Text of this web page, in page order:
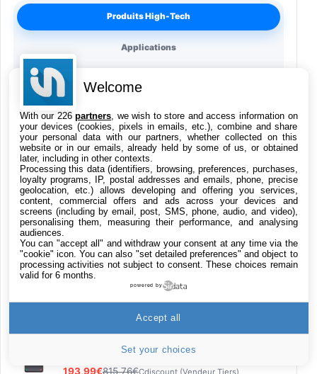
Produits High-Tech
Applications
Jeu Red Dead Redemption 2 sur Xbox One
15,9€23,09€ Cdiscount (Vendeur Tiers)
LaCie d2 Professional 4 To, disque dur
externe portable et de bureau HDD – USB-C
USB 3.0, 7 200 tr/min, disques d'entreprise,
pour Mac et PC, abonnement de 1 mois à
Adobe CC (STHA4000800)
199€282,13€ Cdiscount (Vendeur Tiers)
HP USB-C to USB 3.0 Adapter
Samsung Galaxy A80 - Smartphone 4G (6,7''
- 128GO - 8GO RAM) - OR - Version
193,99€815,76€Cdiscount (Vendeur Tiers)
Welcome
With our 226partners , we wish to store and access information on
your devices (cookies, pixels in emails, etc.), combine and share
your personal data with our partners, whether collected on this
website or in our emails, already held by some of us, or obtained
later, including in other contexts.
Processing this data (identifiers, browsing, preferences, purchases,
loyalty programs, IP, postal addresses and emails, phone, precise
geolocation, etc.) allows developing and offering you services,
content, commercial offers and ads across your devices and
screens (including by email, post, SMS, phone, audio, and video),
personalising them, measuring their performance, and analysing
audiences.
You can "accept all" and withdraw your consent at any time via the
"cookie" icon. You can also "set detailed preferences" and object to
processing activities not subject to consent. These choices remain
valid for 6 months.
powered by
Set your choices
Accept all